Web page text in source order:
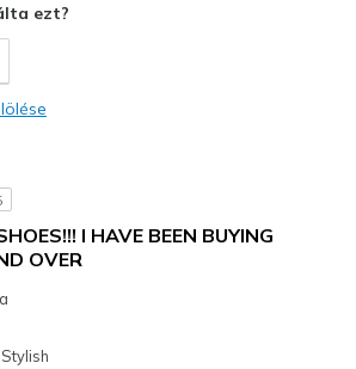
Feels true to width
ezt?
I HAVE BEEN BUYING
OVER
Stylish